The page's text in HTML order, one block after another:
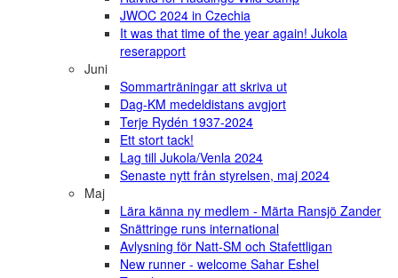
JWOC 2024 in Czechia
It was that time of the year again! Jukola
reserapport
Juni
Sommarträningar att skriva ut
Dag-KM medeldistans avgjort
Terje Rydén 1937-2024
Ett stort tack!
Lag till Jukola/Venla 2024
Senaste nytt från styrelsen, maj 2024
Maj
Lära känna ny medlem - Märta Ransjö Zander
Snättringe runs international
Avlysning för Natt-SM och Stafettligan
New runner - welcome Sahar Eshel